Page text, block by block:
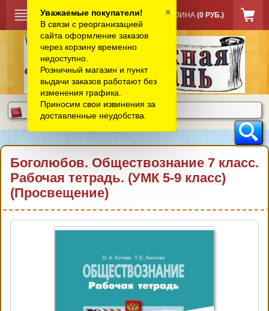
КОРЗИНА (0 РУБ.)
Боголюбов. Обществознание 7 класс.
Рабочая тетрадь. (УМК 5-9 класс)
(Просвещение)
Уважаемые покупатели!
В связи с реорганизацией
сайта оформление заказов
через корзину временно
недоступно.
Розничный магазин и пункт
выдачи заказов работают без
изменения графика.
Приносим свои извинения за
доставленные неудобства.
×